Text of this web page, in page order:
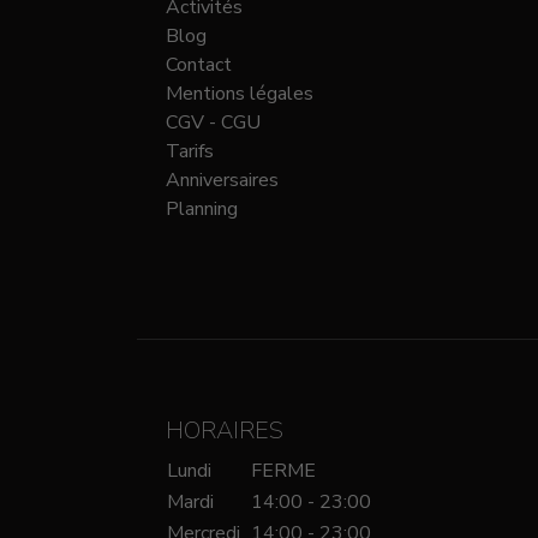
Activités
Blog
Contact
Mentions légales
CGV - CGU
Tarifs
Anniversaires
Planning
HORAIRES
Lundi
FERME
Mardi
14:00 - 23:00